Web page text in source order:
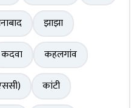
झाझा
कदवा
कहलगांव
कांटी